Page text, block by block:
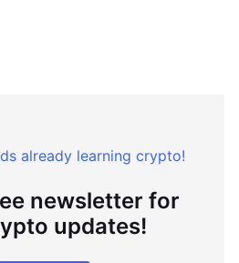
already learning crypto!
newsletter for
updates!